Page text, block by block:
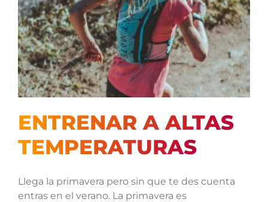
ENTRENAR A ALTAS
TEMPERATURAS
Llega la primavera pero sin que te des cuenta
entras en el verano. La primavera es